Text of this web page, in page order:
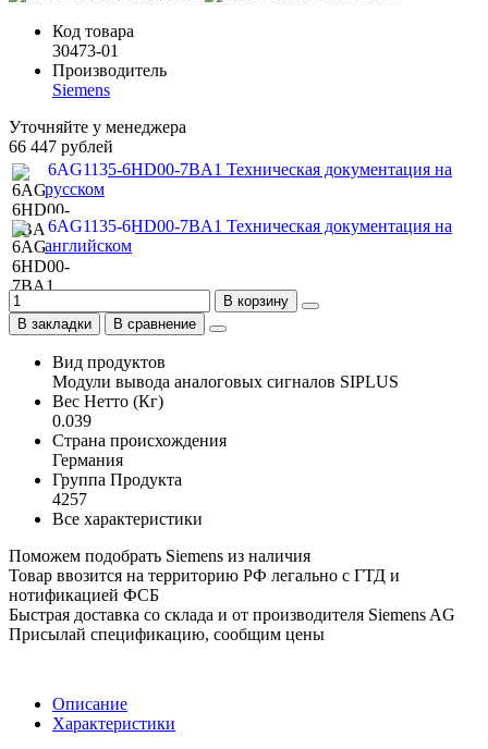
Код товара
30473-01
Производитель
Siemens
Уточняйте у менеджера
66 447 рублей
6AG1135-6HD00-7BA1 Техническая документация на
русском
6AG1135-6HD00-7BA1 Техническая документация на
английском
В корзину
В закладки
В сравнение
Вид продуктов
Модули вывода аналоговых сигналов SIPLUS
Вес Нетто (Кг)
0.039
Страна происхождения
Германия
Группа Продукта
4257
Все характеристики
Поможем подобрать Siemens из наличия
Товар ввозится на территорию РФ легально с ГТД и
нотификацией ФСБ
Быстрая доставка со склада и от производителя Siemens AG
Присылай спецификацию, сообщим цены
Описание
Характеристики